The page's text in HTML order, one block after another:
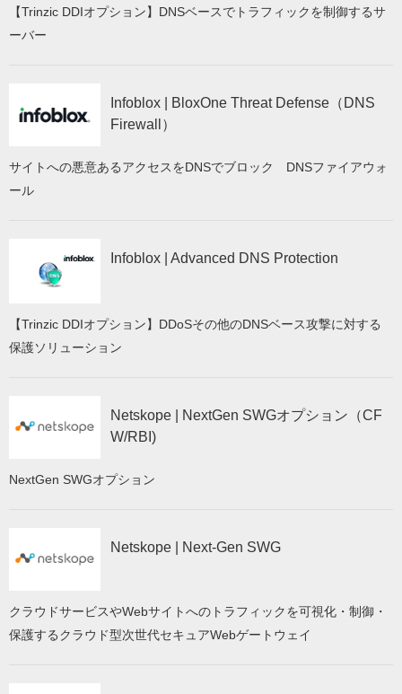
【Trinzic DDIオプション】DNSベースでトラフィックを制御するサ
ーバー
Infoblox | BloxOne Threat Defense（DNS
Firewall）
サイトへの悪意あるアクセスをDNSでブロック DNSファイアウォ
ール
Infoblox | Advanced DNS Protection
【Trinzic DDIオプション】DDoSその他のDNSベース攻撃に対する
保護ソリューション
Netskope | NextGen SWGオプション（CF
W/RBI)
NextGen SWGオプション
Netskope | Next-Gen SWG
クラウドサービスやWebサイトへのトラフィックを可視化・制御・
保護するクラウド型次世代セキュアWebゲートウェイ